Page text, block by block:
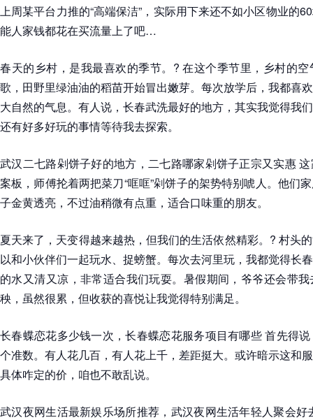
上周某平台力推的“高端保洁”，实际用下来还不如小区物业的
能人家钱都花在买流量上了吧…
春天的乡村，是我最喜欢的季节。? 在这个季节里，乡村的
歌，田野里绿油油的稻苗开始冒出嫩芽。每次放学后，我都喜
大自然的气息。有人说，长春武洗最好的地方，其实我觉得我
还有好多好玩的事情等待我去探索。
武汉二七路剁饼子好的地方，二七路哪家剁饼子正宗又实惠
案板，师傅抡着两把菜刀“哐哐”剁饼子的架势特别唬人。他们
子金黄透亮，不过油稍微有点重，适合口味重的朋友。
夏天来了，天变得越来越热，但我们的生活依然精彩。? 村头
以和小伙伴们一起玩水、捉螃蟹。每次去河里玩，我都觉得长
的水又清又凉，非常适合我们玩耍。暑假期间，爷爷还会带
秧，虽然很累，但收获的喜悦让我觉得特别满足。
长春蝶恋花多少钱一次，长春蝶恋花服务项目有哪些 首先得
个准数。有人花几百，有人花上千，差距挺大。或许暗示这和
具体咋定的价，咱也不敢乱说。
武汉夜网生活最新娱乐场所推荐，武汉夜网生活年轻人聚会